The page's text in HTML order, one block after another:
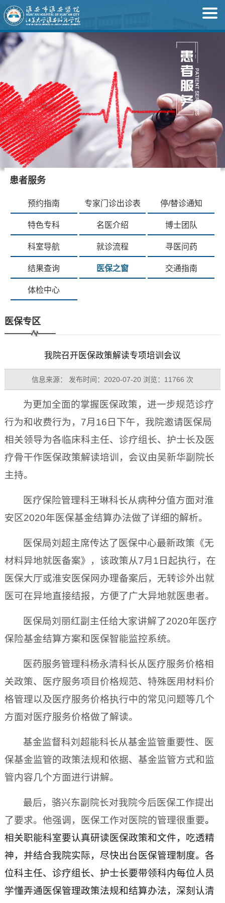
患者服务
预约指南 专家门诊出诊表 停/替诊通知
特色专科 名医介绍 博士团队
科室导航 就诊流程 寻医问药
结果查询 医保之窗 交通指南
体检中心
医保专区
我院召开医保政策解读专项培训会议
信息来源： 发布时间：2020-07-20 浏览：11766 次
为更加全面的掌握医保政策，进一步规范诊疗
行为和收费行为， 7月 16 日下午，我院邀请医保局
相关领导为各临床科主任、诊疗组长、护士长及医
疗骨干作医保政策解读培训，会议由吴新华副院长
主持。
医疗保险管理科王琳科长从病种分值方面对淮
安区2020年医保基金结算办法做了详细的解析。
医保局刘超主席传达了医保中心最新政策《无
材料异地就医备案》，该政策从7月 1 日起执行，在
医保大厅或淮安医保网办理备案后，无转诊外出就
医可在异地直接结报，方便了广大异地就医患者。
医保局刘丽红副主任给大家讲解了2020年医疗
保险基金结算方案和医保智能监控系统。
医药服务管理科杨永清科长从医疗服务价格相
关政策、医疗服务项目价格规范、特殊医用材料价
格管理以及医疗服务价格执行中的常见问题等几个
方面对医疗服务价格做了解读。
基金监督科刘超能科长从基金监管重要性、医
保基金监管的政策法规和依据、基金监管方式和监
管内容几个方面进行讲解。
最后，骆兴东副院长对我院今后医保工作提出
了要求。他强调，医保工作对医院的管理很重要。
相关职能科室要认真研读医保政策和文件，吃透精
神，并结合我院实际，尽快出台医保管理制度。各
位科主任、诊疗组长、护士长要带领科内每位人员
学懂弄通医保管理政策法规和结算办法，深刻认清